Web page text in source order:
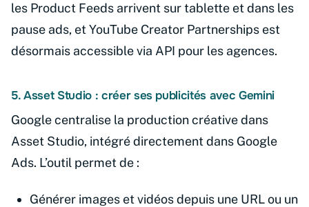
les Product Feeds arrivent sur tablette et dans les
pause ads, et YouTube Creator Partnerships est
désormais accessible via API pour les agences.
5. Asset Studio : créer ses publicités avec Gemini
Google centralise la production créative dans
Asset Studio, intégré directement dans Google
Ads. L’outil permet de :
Générer images et vidéos depuis une URL ou un